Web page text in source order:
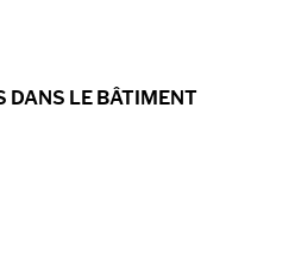
DANS LE BÂTIMENT